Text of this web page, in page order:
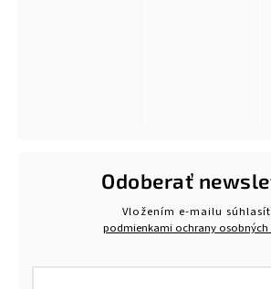
Odoberať
Vložením e-mailu
podmienkami ochrany